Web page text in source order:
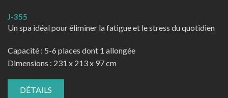
J-355
Un spa idéal pour éliminer la fatigue et le stress du quotidien
Capacité : 5-6 places dont 1 allongée
Dimensions : 231 x 213 x 97 cm
DÉTAILS